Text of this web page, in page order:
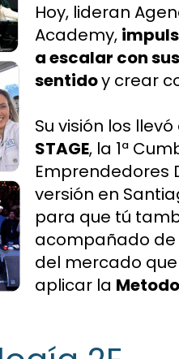
Hoy, lideran
Academy,
a escalar con
sentido y crear
Su visión los
STAGE, la 1ª
Emprendedores
versión en
para que tú
acompañado
del mercado
aplicar la